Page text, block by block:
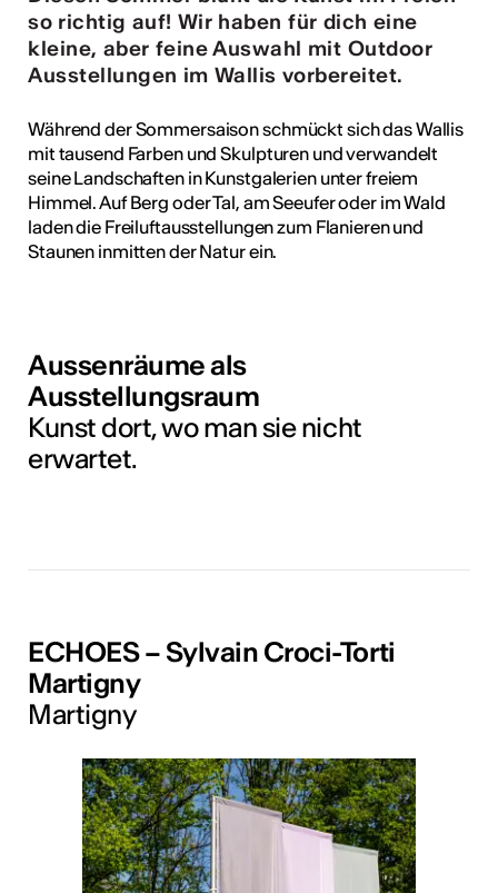
...
so richtig auf! Wir haben für dich eine
kleine, aber feine Auswahl mit Outdoor
Ausstellungen im Wallis vorbereitet.
Während der Sommersaison schmückt sich das Wallis
mit tausend Farben und Skulpturen und verwandelt
seine Landschaften in Kunstgalerien unter freiem
Himmel. Auf Berg oder Tal, am Seeufer oder im Wald
laden die Freiluftausstellungen zum Flanieren und
Staunen inmitten der Natur ein.
Aussenräume als
Ausstellungsraum
Kunst dort, wo man sie nicht
erwartet.
ECHOES – Sylvain Croci-Torti
Martigny
Martigny